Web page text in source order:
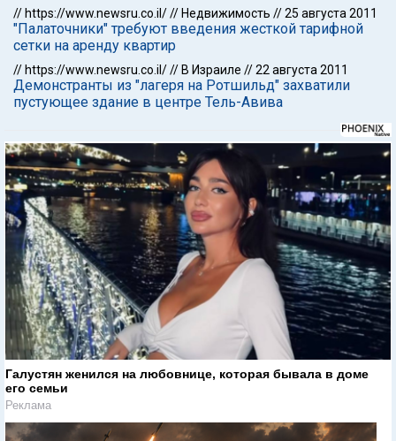
// https://www.newsru.co.il/// Недвижимость //25 августа 2011
"Палаточники" требуют введения жесткой тарифной
сетки на аренду квартир
// https://www.newsru.co.il/// В Израиле //22 августа 2011
Демонстранты из "лагеря на Ротшильд" захватили
пустующее здание в центре Тель-Авива
Галустян женился на любовнице, которая бывала в доме
его семьи
Реклама